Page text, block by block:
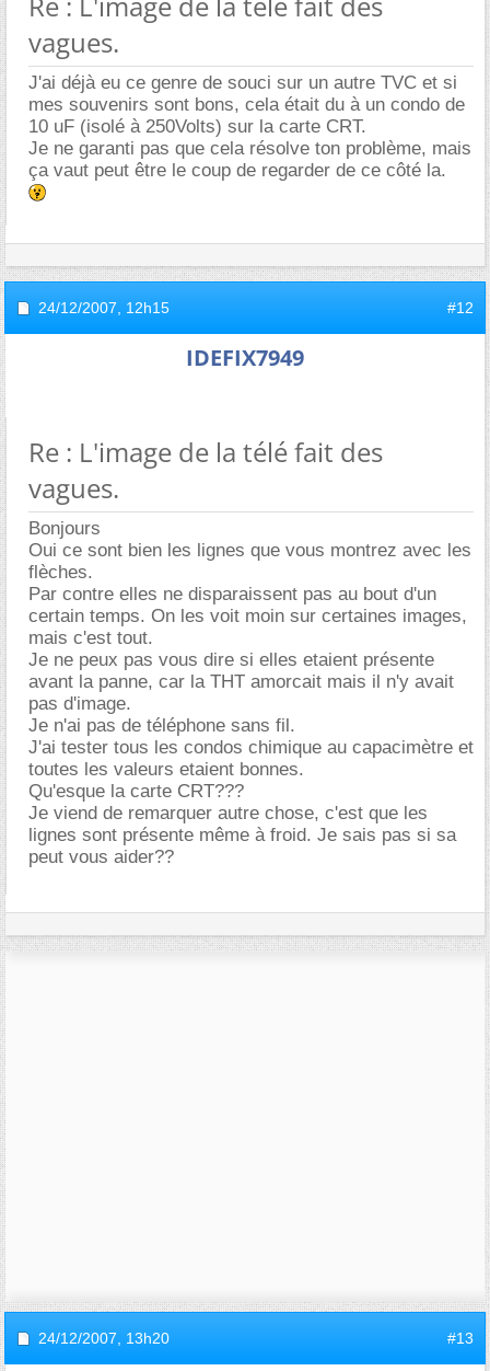
vagues.
J'ai déjà eu ce genre de souci sur un autre TVC et si
mes souvenirs sont bons, cela était du à un condo de
10 uF (isolé à 250Volts) sur la carte CRT.
Je ne garanti pas que cela résolve ton problème, mais
ça vaut peut être le coup de regarder de ce côté la.
24/12/2007, 12h15 #12
IDEFIX7949
Re : L'image de la télé fait des
vagues.
Bonjours
Oui ce sont bien les lignes que vous montrez avec les
flèches.
Par contre elles ne disparaissent pas au bout d'un
certain temps. On les voit moin sur certaines images,
mais c'est tout.
Je ne peux pas vous dire si elles etaient présente
avant la panne, car la THT amorcait mais il n'y avait
pas d'image.
Je n'ai pas de téléphone sans fil.
J'ai tester tous les condos chimique au capacimètre et
toutes les valeurs etaient bonnes.
Qu'esque la carte CRT???
Je viend de remarquer autre chose, c'est que les
lignes sont présente même à froid. Je sais pas si sa
peut vous aider??
24/12/2007, 13h20 #13